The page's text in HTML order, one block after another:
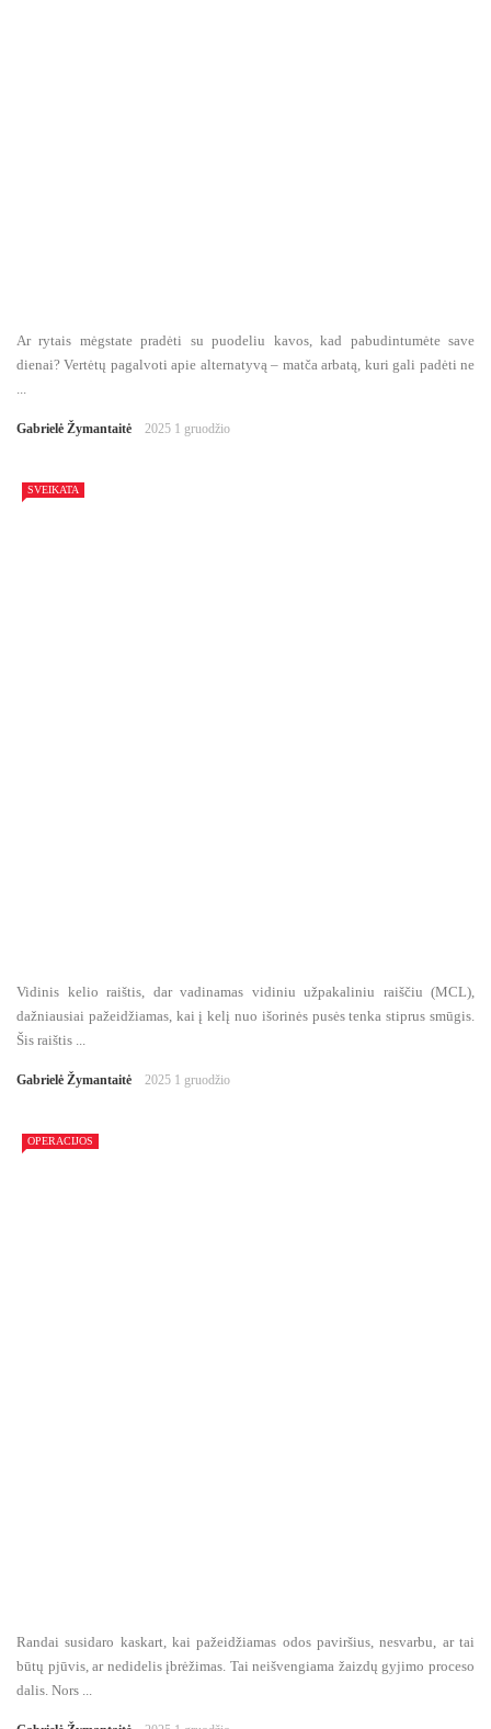
Ar rytais mėgstate pradėti su puodeliu kavos, kad pabudintumėte save
dienai? Vertėtų pagalvoti apie alternatyvą – matča arbatą, kuri gali padėti ne
...
Gabrielė Žymantaitė 2025 1 gruodžio
SVEIKATA
Vidinis kelio raištis, dar vadinamas vidiniu užpakaliniu raiščiu (MCL),
dažniausiai pažeidžiamas, kai į kelį nuo išorinės pusės tenka stiprus smūgis.
Šis raištis ...
Gabrielė Žymantaitė 2025 1 gruodžio
OPERACIJOS
Randai susidaro kaskart, kai pažeidžiamas odos paviršius, nesvarbu, ar tai
būtų pjūvis, ar nedidelis įbrėžimas. Tai neišvengiama žaizdų gyjimo proceso
dalis. Nors ...